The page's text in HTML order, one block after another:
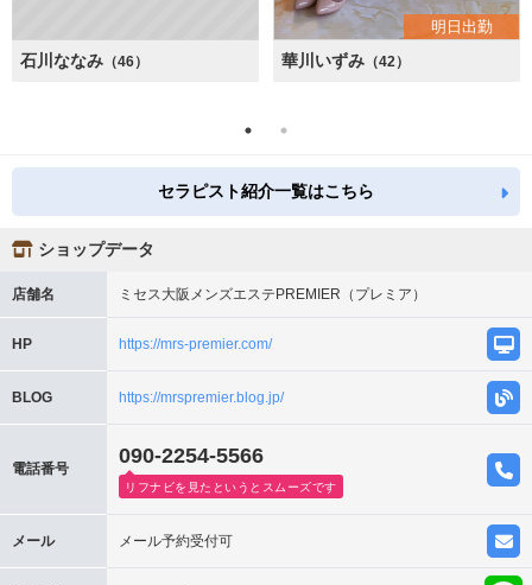
石川ななみ （46）
明日出勤
華川いずみ （42）
セラピスト紹介一覧はこちら
ショップデータ
店舗名 ミセス大阪メンズエステPREMIER（プレミア）
HP https://mrs-premier.com/
BLOG https://mrspremier.blog.jp/
電話番号
090-2254-5566
リフナビを見たというとスムーズです
メール メール予約受付可